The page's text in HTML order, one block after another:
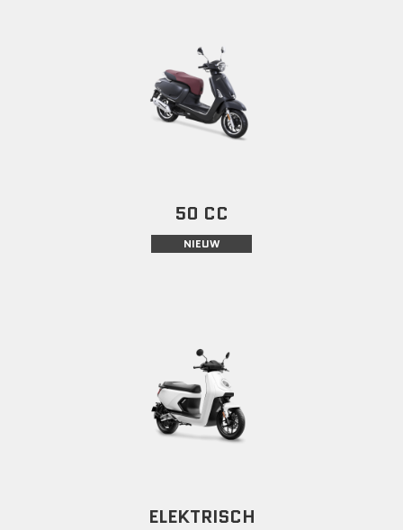
50 CC
NIEUW
ELEKTRISCH